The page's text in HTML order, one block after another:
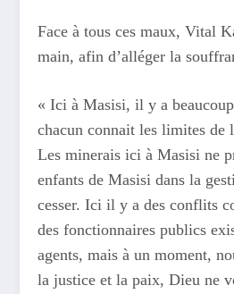
Face à tous ces maux, Vital
main, afin d’alléger la
« Ici à Masisi, il y a
chacun connait les limites de
Les minerais ici à Masisi ne
enfants de Masisi dans la
cesser. Ici il y a des conflits
des fonctionnaires publics
agents, mais à un moment,
la justice et la paix, Dieu ne